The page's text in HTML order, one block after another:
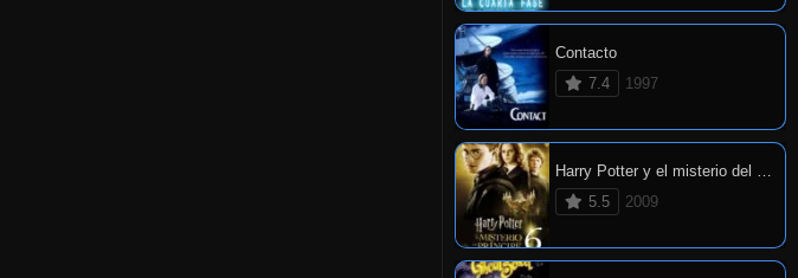
Contacto
7.4
1997
Harry Potter y el misterio del príncipe
5.5
2009